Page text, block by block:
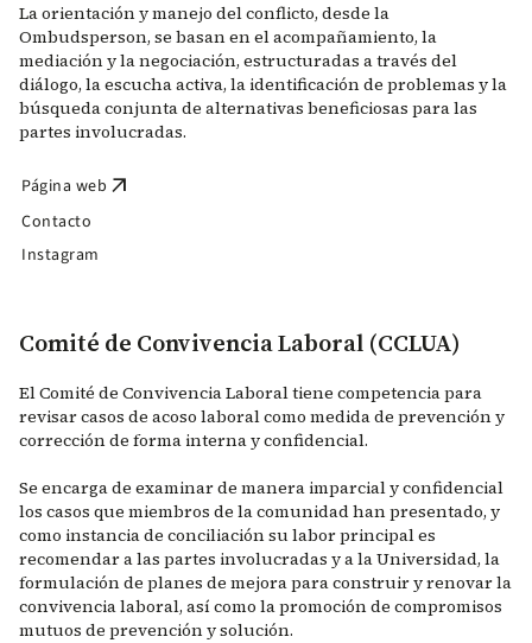
La orientación y manejo del conflicto, desde la
Ombudsperson, se basan en el acompañamiento, la
mediación y la negociación, estructuradas a través del
diálogo, la escucha activa, la identificación de problemas y la
búsqueda conjunta de alternativas beneficiosas para las
partes involucradas.
Página web arrow_outward
Contacto
Instagram
Comité de Convivencia Laboral (CCLUA)
El Comité de Convivencia Laboral tiene competencia para
revisar casos de acoso laboral como medida de prevención y
corrección de forma interna y confidencial.
Se encarga de examinar de manera imparcial y confidencial
los casos que miembros de la comunidad han presentado, y
como instancia de conciliación su labor principal es
recomendar a las partes involucradas y a la Universidad, la
formulación de planes de mejora para construir y renovar la
convivencia laboral, así como la promoción de compromisos
mutuos de prevención y solución.